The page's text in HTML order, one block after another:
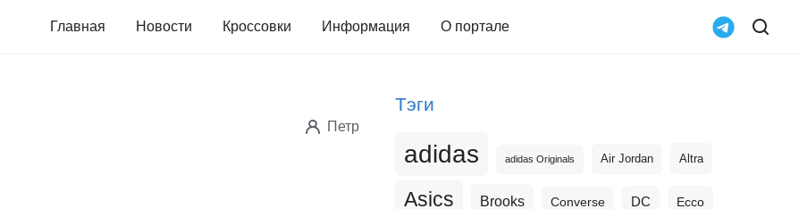
Главная Новости Кроссовки Информация О портале
Петр
Тэги
adidas adidas Originals Air Jordan Altra
Asics Brooks Converse DC Ecco